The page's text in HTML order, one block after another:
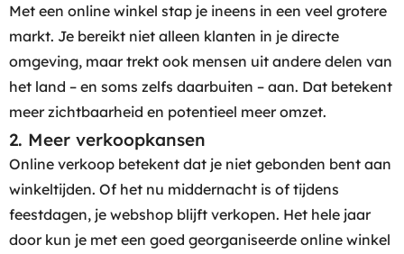
Met een online winkel stap je ineens in een veel grotere
markt. Je bereikt niet alleen klanten in je directe
omgeving, maar trekt ook mensen uit andere delen van
het land – en soms zelfs daarbuiten – aan. Dat betekent
meer zichtbaarheid en potentieel meer omzet.
2. Meer verkoopkansen
Online verkoop betekent dat je niet gebonden bent aan
winkeltijden. Of het nu middernacht is of tijdens
feestdagen, je webshop blijft verkopen. Het hele jaar
door kun je met een goed georganiseerde online winkel